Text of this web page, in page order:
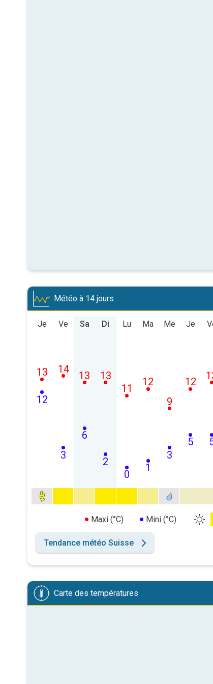
Météo à 14 jours
Je
12
13
Ve
3
14
Sa
6
13
Di
2
13
Lu
0
11
Ma
1
12
Me
3
9
Je
5
12
Maxi (°C) Mini (°C)
Tendance météo Suisse
Carte des températures